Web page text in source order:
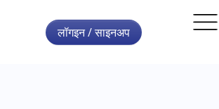
लॉगइन / साइनअप